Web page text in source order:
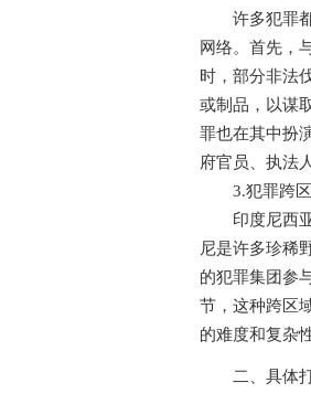
许多犯罪都
网络。首先，
时，部分非法
或制品，以谋
罪也在其中扮
府官员、执法
3.犯罪跨区
印度尼西亚
尼是许多珍稀
的犯罪集团参
节，这种跨区
的难度和复杂
二、具体打